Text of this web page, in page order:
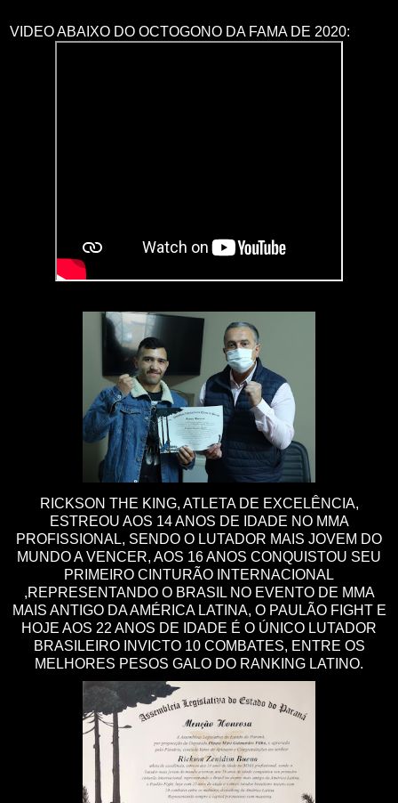
VIDEO ABAIXO DO OCTOGONO DA FAMA DE 2020:
RICKSON THE KING, ATLETA DE EXCELÊNCIA,
ESTREOU AOS 14 ANOS DE IDADE NO MMA
PROFISSIONAL, SENDO O LUTADOR MAIS JOVEM DO
MUNDO A VENCER, AOS 16 ANOS CONQUISTOU SEU
PRIMEIRO CINTURÃO INTERNACIONAL
,REPRESENTANDO O BRASIL NO EVENTO DE MMA
MAIS ANTIGO DA AMÉRICA LATINA, O PAULÃO FIGHT E
HOJE AOS 22 ANOS DE IDADE É O ÚNICO LUTADOR
BRASILEIRO INVICTO 10 COMBATES, ENTRE OS
MELHORES PESOS GALO DO RANKING LATINO.